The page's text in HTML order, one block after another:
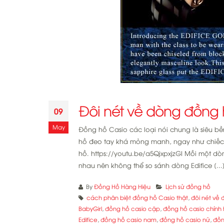
09
May
Đôi nét về dòng đồng
Đồng hồ Casio các loại nói chung là siêu
hồ đeo tay khá mỏng manh, ngay như
hồ. https://youtu.be/a5QjxpxjzGI Mỗi một
nhau nên không thể so sánh dòng Edifice [...]
By Đồng Hồ Hàng Hiệu
Lịch sử đồng hồ
cách phân biệt đồng hồ Casio thật, đôi nét về
BabyGirl, đồng hồ casio cặp, đồng hồ casio chính
Edifice , đồng hồ casio nam, đồng hồ casio nữ,